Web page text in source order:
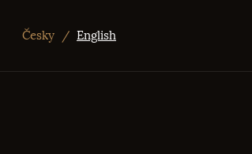
Česky / English